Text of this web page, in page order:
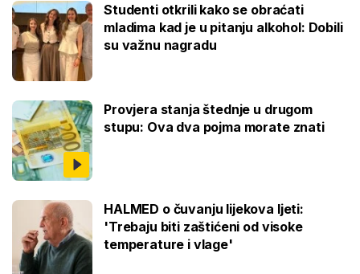
Studenti otkrili kako se obraćati
mladima kad je u pitanju alkohol: Dobili
su važnu nagradu
Provjera stanja štednje u drugom
stupu: Ova dva pojma morate znati
HALMED o čuvanju lijekova ljeti:
'Trebaju biti zaštićeni od visoke
temperature i vlage'